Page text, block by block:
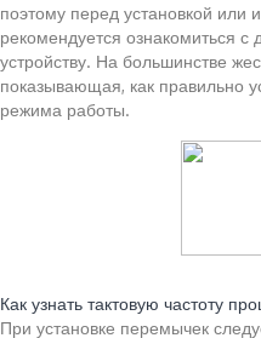
поэтому перед установкой или
рекомендуется ознакомиться
устройству. На большинстве
показывающая, как правильно
режима работы.
Как узнать тактовую частоту
При установке перемычек